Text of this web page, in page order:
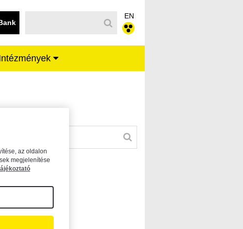
EN
az oldalon
megjelenítése